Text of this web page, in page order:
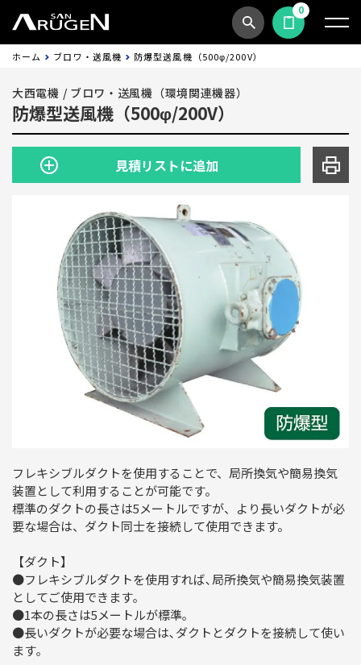
商品検索見積依頼する
0
ホーム ブロワ・送風機 防爆型送風機（500φ/200V）
大西電機 / ブロワ・送風機（環境関連機器）
防爆型送風機（500φ/200V）
見積リストに追加
フレキシブルダクトを使用することで、局所換気や簡易換気
装置として利用することが可能です。
標準のダクトの長さは5メートルですが、より長いダクトが必
要な場合は、ダクト同士を接続して使用できます。
【ダクト】
●フレキシブルダクトを使用すれば､局所換気や簡易換気装置
としてご使用できます｡
●1本の長さは5メートルが標準｡
●長いダクトが必要な場合は､ダクトとダクトを接続して使い
ます｡